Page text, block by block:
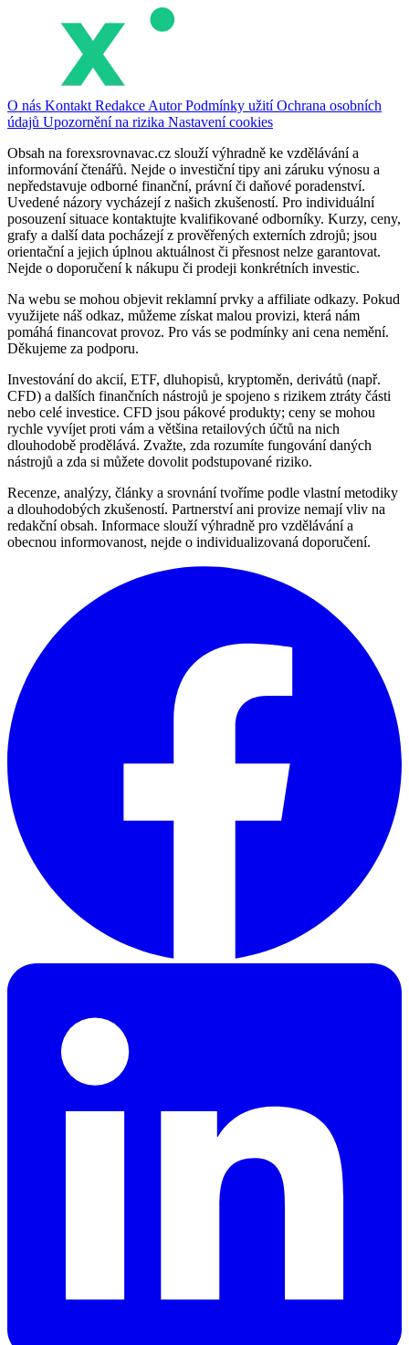
O nás Kontakt Redakce AutorPodmínky užitíOchrana osobních
údajů Upozornění na rizika Nastavení cookies
Obsah na forexsrovnavac.cz slouží výhradně ke vzdělávání a
informování čtenářů. Nejde o investiční tipy ani záruku výnosu a
nepředstavuje odborné finanční, právní či daňové poradenství.
Uvedené názory vycházejí z našich zkušeností. Pro individuální
posouzení situace kontaktujte kvalifikované odborníky. Kurzy, ceny,
grafy a další data pocházejí z prověřených externích zdrojů; jsou
orientační a jejich úplnou aktuálnost či přesnost nelze garantovat.
Nejde o doporučení k nákupu či prodeji konkrétních investic.
Na webu se mohou objevit reklamní prvky a affiliate odkazy. Pokud
využijete náš odkaz, můžeme získat malou provizi, která nám
pomáhá financovat provoz. Pro vás se podmínky ani cena nemění.
Děkujeme za podporu.
Investování do akcií, ETF, dluhopisů, kryptoměn, derivátů (např.
CFD) a dalších finančních nástrojů je spojeno s rizikem ztráty části
nebo celé investice. CFD jsou pákové produkty; ceny se mohou
rychle vyvíjet proti vám a většina retailových účtů na nich
dlouhodobě prodělává. Zvažte, zda rozumíte fungování daných
nástrojů a zda si můžete dovolit podstupované riziko.
Recenze, analýzy, články a srovnání tvoříme podle vlastní metodiky
a dlouhodobých zkušeností. Partnerství ani provize nemají vliv na
redakční obsah. Informace slouží výhradně pro vzdělávání a
obecnou informovanost, nejde o individualizovaná doporučení.